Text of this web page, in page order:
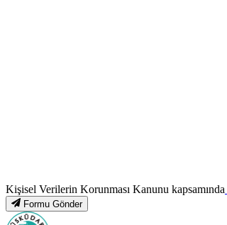
Kişisel Verilerin Korunması Kanunu kapsamında
Formu Gönder